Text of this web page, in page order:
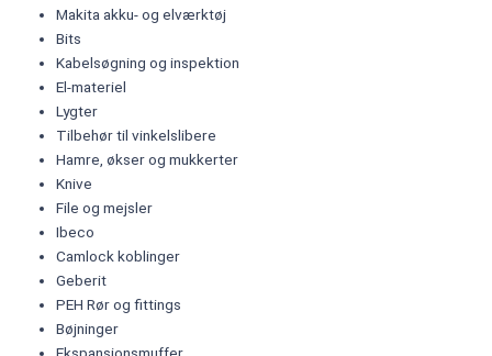
Makita akku- og elværktøj
Bits
Kabelsøgning og inspektion
El-materiel
Lygter
Tilbehør til vinkelslibere
Hamre, økser og mukkerter
Knive
File og mejsler
Ibeco
Camlock koblinger
Geberit
PEH Rør og fittings
Bøjninger